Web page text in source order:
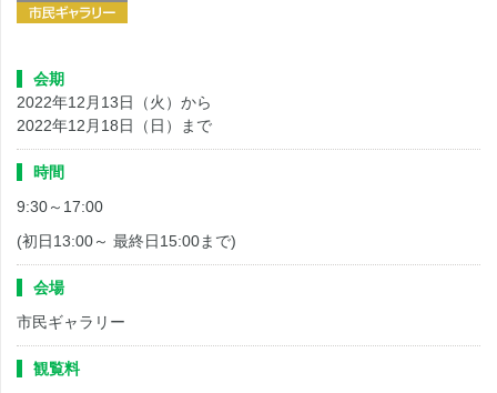
会期
2022年12月13日（火）から
2022年12月18日（日）まで
時間
9:30～17:00
(初日13:00～ 最終日15:00まで)
会場
市民ギャラリー
観覧料